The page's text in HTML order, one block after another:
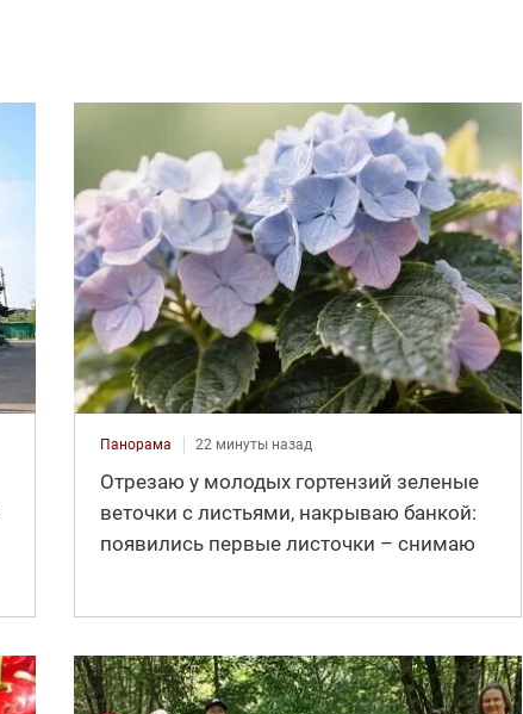
Панорама 22 минуты назад
Отрезаю у молодых гортензий зеленые
веточки с листьями, накрываю банкой:
появились первые листочки – снимаю